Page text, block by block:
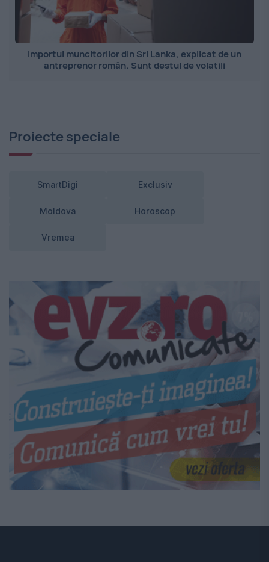
Importul muncitorilor din Sri Lanka, explicat de un
antreprenor român. Sunt destul de volatili
Proiecte speciale
SmartDigi Exclusiv
Moldova Horoscop
Vremea